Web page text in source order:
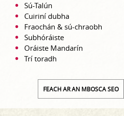
Sú-Talún
Cuiriní dubha
Fraochán & sú-chraobh
Subhóráiste
Oráiste Mandarín
Trí toradh
FEACH AR AN MBOSCA SEO